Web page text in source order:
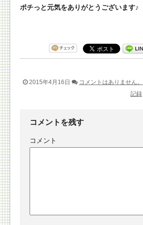
ポチっと元気をありがとうございます♪
2015年4月16日
コメントはありません。
記録
コメントを残す
コメント